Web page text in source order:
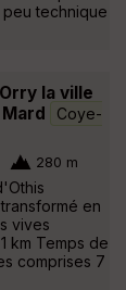
technique
la ville
Coye-
280 m
en
vives
km Temps de
comprises 7